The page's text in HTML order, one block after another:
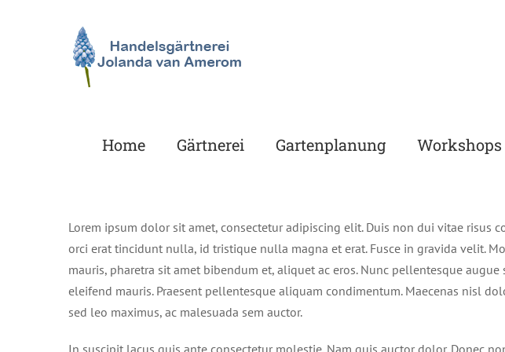
Home Gärtnerei Gartenplanung Workshops
Lorem ipsum dolor sit amet, consectetur adipiscing elit. Duis non dui vitae risus
orci erat tincidunt nulla, id tristique nulla magna et erat. Fusce in gravida velit.
mauris, pharetra sit amet bibendum et, aliquet ac eros. Nunc pellentesque
eleifend mauris. Praesent pellentesque aliquam condimentum. Maecenas nisl
sed leo maximus, ac malesuada sem auctor.
In suscipit lacus quis ante consectetur molestie. Nam quis auctor dolor. Donec